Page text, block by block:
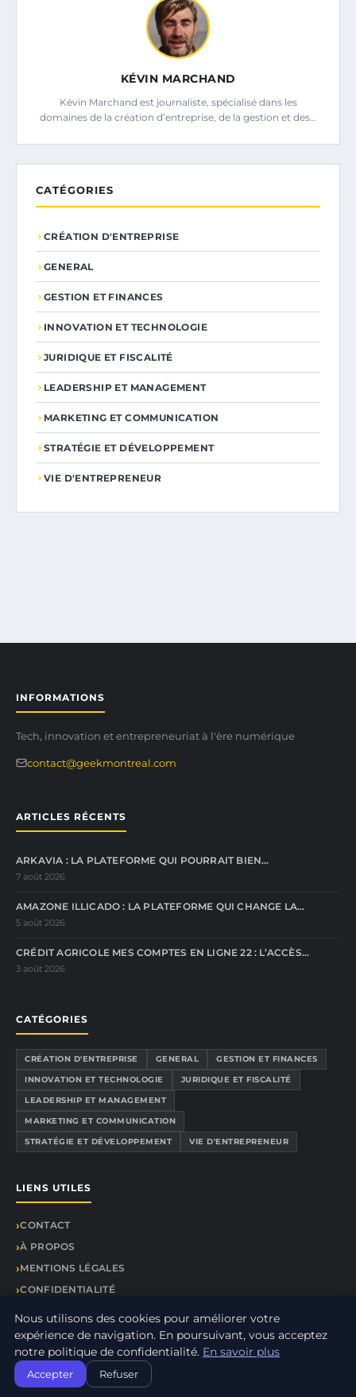
KÉVIN MARCHAND
Kévin Marchand est journaliste, spécialisé dans les
domaines de la création d’entreprise, de la gestion et des…
CATÉGORIES
CRÉATION D'ENTREPRISE
GENERAL
GESTION ET FINANCES
INNOVATION ET TECHNOLOGIE
JURIDIQUE ET FISCALITÉ
LEADERSHIP ET MANAGEMENT
MARKETING ET COMMUNICATION
STRATÉGIE ET DÉVELOPPEMENT
VIE D'ENTREPRENEUR
INFORMATIONS
Tech, innovation et entrepreneuriat à l'ère numérique
contact@geekmontreal.com
ARTICLES RÉCENTS
ARKAVIA : LA PLATEFORME QUI POURRAIT BIEN…
7 août 2026
AMAZONE ILLICADO : LA PLATEFORME QUI CHANGE LA…
5 août 2026
CRÉDIT AGRICOLE MES COMPTES EN LIGNE 22 : L’ACCÈS…
3 août 2026
CATÉGORIES
CRÉATION D'ENTREPRISE GENERAL
GESTION ET FINANCES
INNOVATION ET TECHNOLOGIE
JURIDIQUE ET FISCALITÉ
LEADERSHIP ET MANAGEMENT
MARKETING ET COMMUNICATION
STRATÉGIE ET DÉVELOPPEMENT
VIE D'ENTREPRENEUR
LIENS UTILES
CONTACT
À PROPOS
MENTIONS LÉGALES
CONFIDENTIALITÉ
PLAN DU SITE
© 2026 GM Business. Tous droits réservés
Nous utilisons des cookies pour améliorer votre
expérience de navigation. En poursuivant, vous acceptez
notre politique de confidentialité. En savoir plus
Accepter Refuser